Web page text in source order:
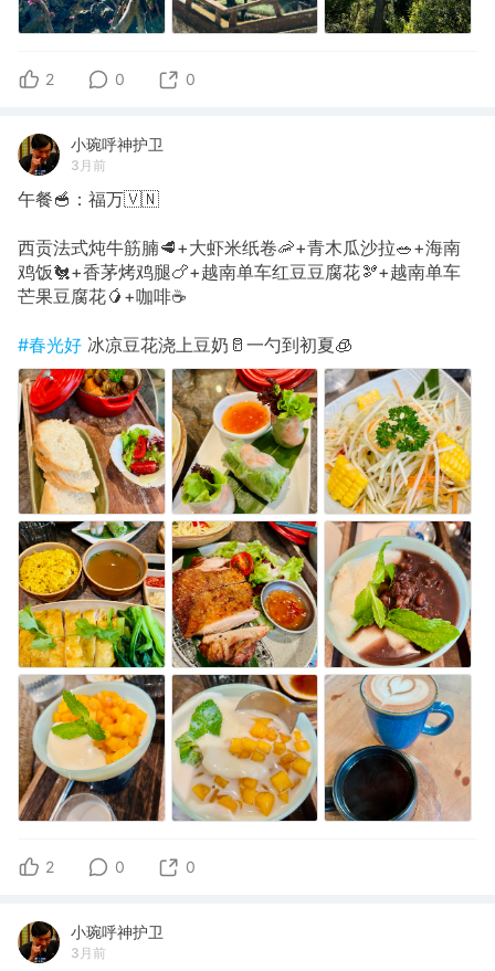
2 0 0
小琬呼神护卫
3月前
午餐🥣：福万🇻🇳
西贡法式炖牛筋腩🥩+大虾米纸卷🦐+青木瓜沙拉🥗+海南
鸡饭🐔+香茅烤鸡腿🍗+越南单车红豆豆腐花🫘+越南单车
芒果豆腐花🥭+咖啡☕️
#春光好 冰凉豆花浇上豆奶🥛一勺到初夏🧊
2 0 0
小琬呼神护卫
3月前